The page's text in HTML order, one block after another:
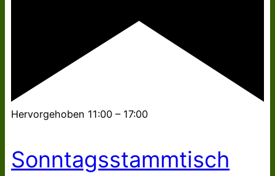
Hervorgehoben 11:00 – 17:00
Sonntagsstammtisch